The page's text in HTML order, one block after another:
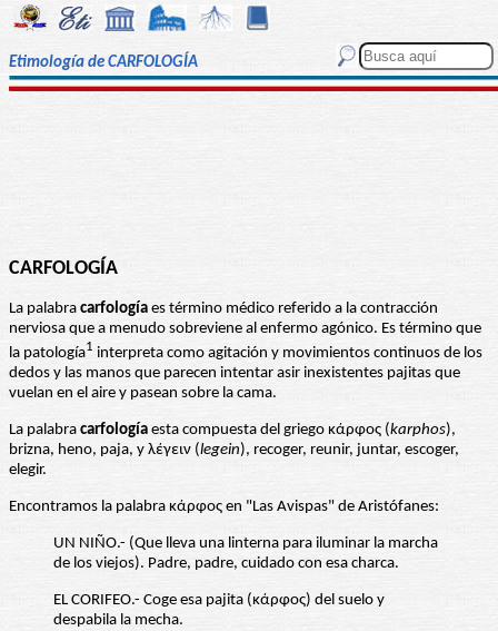
Etimología de CARFOLOGÍA
CARFOLOGÍA
La palabra carfología es término médico referido a la contracción
nerviosa que a menudo sobreviene al enfermo agónico. Es término que
la patología1 interpreta como agitación y movimientos continuos de los
dedos y las manos que parecen intentar asir inexistentes pajitas que
vuelan en el aire y pasean sobre la cama.
La palabra carfología esta compuesta del griego κάρφος (karphos),
brizna, heno, paja, y λέγειν (legein), recoger, reunir, juntar, escoger,
elegir.
Encontramos la palabra κάρφος en "Las Avispas" de Aristófanes:
UN NIÑO.- (Que lleva una linterna para iluminar la marcha
de los viejos). Padre, padre, cuidado con esa charca.
EL CORIFEO.- Coge esa pajita (κάρφος) del suelo y
despabila la mecha.